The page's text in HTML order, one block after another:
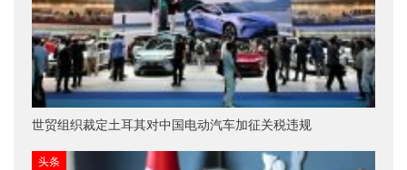
世贸组织裁定土耳其对中国电动汽车加征关税违规
头条